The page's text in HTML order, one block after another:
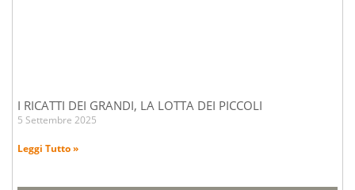
I RICATTI DEI GRANDI, LA LOTTA DEI PICCOLI
5 Settembre 2025
Leggi Tutto »